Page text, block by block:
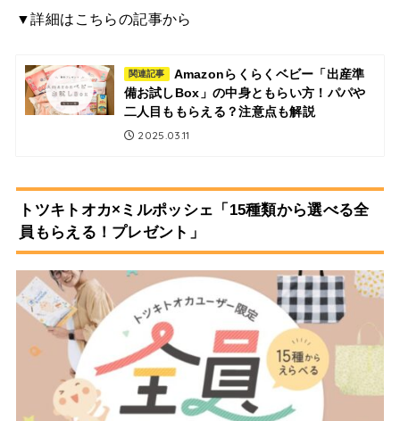
▼詳細はこちらの記事から
関連記事
Amazonらくらくベビー「出産準
備お試しBox」の中身ともらい方！パパや
二人目ももらえる？注意点も解説
2025.03.11
トツキトオカ×ミルポッシェ「15種類から選べる全
員もらえる！プレゼント」